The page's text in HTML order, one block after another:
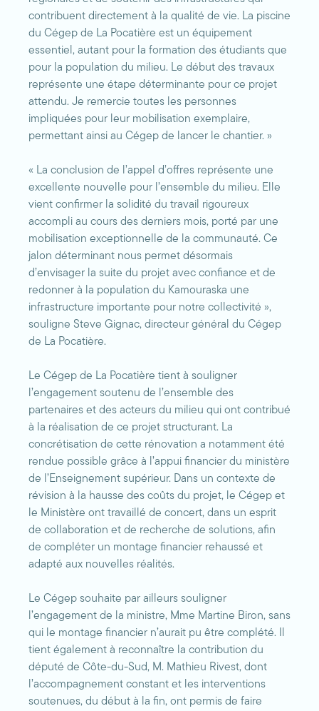
contribuent directement à la qualité de vie. La piscine
du Cégep de La Pocatière est un équipement
essentiel, autant pour la formation des étudiants que
pour la population du milieu. Le début des travaux
représente une étape déterminante pour ce projet
attendu. Je remercie toutes les personnes
impliquées pour leur mobilisation exemplaire,
permettant ainsi au Cégep de lancer le chantier. »
« La conclusion de l’appel d’offres représente une
excellente nouvelle pour l’ensemble du milieu. Elle
vient confirmer la solidité du travail rigoureux
accompli au cours des derniers mois, porté par une
mobilisation exceptionnelle de la communauté. Ce
jalon déterminant nous permet désormais
d’envisager la suite du projet avec confiance et de
redonner à la population du Kamouraska une
infrastructure importante pour notre collectivité »,
souligne Steve Gignac, directeur général du Cégep
de La Pocatière.
Le Cégep de La Pocatière tient à souligner
l’engagement soutenu de l’ensemble des
partenaires et des acteurs du milieu qui ont contribué
à la réalisation de ce projet structurant. La
concrétisation de cette rénovation a notamment été
rendue possible grâce à l’appui financier du ministère
de l’Enseignement supérieur. Dans un contexte de
révision à la hausse des coûts du projet, le Cégep et
le Ministère ont travaillé de concert, dans un esprit
de collaboration et de recherche de solutions, afin
de compléter un montage financier rehaussé et
adapté aux nouvelles réalités.
Le Cégep souhaite par ailleurs souligner
l’engagement de la ministre, Mme Martine Biron, sans
qui le montage financier n’aurait pu être complété. Il
tient également à reconnaître la contribution du
député de Côte-du-Sud, M. Mathieu Rivest, dont
l’accompagnement constant et les interventions
soutenues, du début à la fin, ont permis de faire